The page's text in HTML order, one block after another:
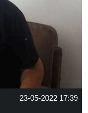
23-05-2022 17:39